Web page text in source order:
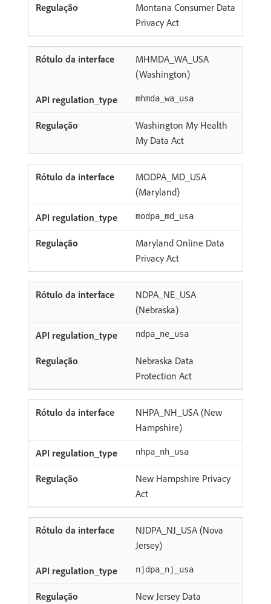
Montana Consumer Data
Privacy Act
MHMDA_WA_USA
(Washington)
mhmda_wa_usa
Washington My Health
My Data Act
MODPA_MD_USA
(Maryland)
modpa_md_usa
Maryland Online Data
Privacy Act
NDPA_NE_USA
(Nebraska)
ndpa_ne_usa
Nebraska Data
Protection Act
NHPA_NH_USA (New
Hampshire)
nhpa_nh_usa
New Hampshire Privacy
Act
NJDPA_NJ_USA (Nova
Jersey)
njdpa_nj_usa
New Jersey Data